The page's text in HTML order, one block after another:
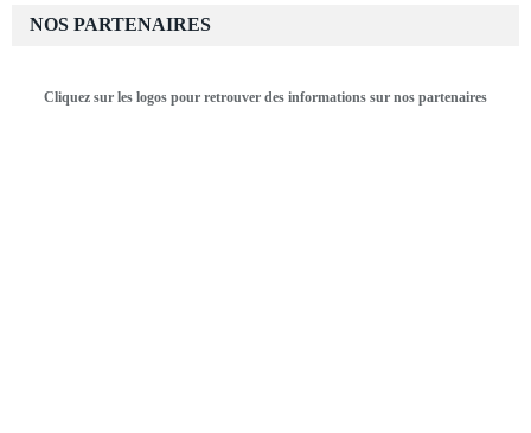
NOS PARTENAIRES
Cliquez sur les logos pour retrouver des informations sur nos partenaires